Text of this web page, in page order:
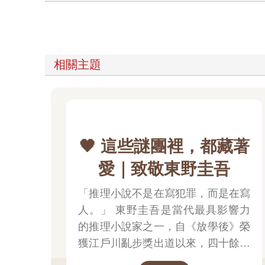
相關主題
🖤 這些謎團裡，都藏著
愛｜致敬東野圭吾
「推理小說不是在寫犯罪，而是在寫
人。」 東野圭吾是當代最具影響力
的推理小說家之一，自《放學後》榮
獲江戶川亂步獎出道以來，四十餘年
間創作超過百部作品，留下《白夜